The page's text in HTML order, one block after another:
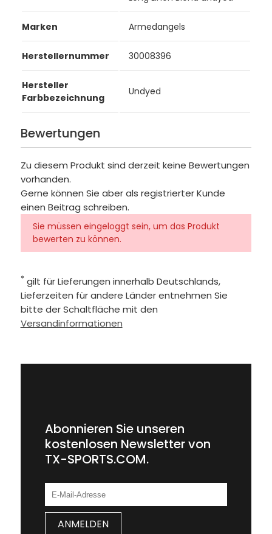
Marken Armedangels
Herstellernummer 30008396
Hersteller
Farbbezeichnung
Undyed
Bewertungen
Zu diesem Produkt sind derzeit keine Bewertungen
vorhanden.
Gerne können Sie aber als registrierter Kunde
einen Beitrag schreiben.
Sie müssen eingeloggt sein, um das Produkt
bewerten zu können.
* gilt für Lieferungen innerhalb Deutschlands,
Lieferzeiten für andere Länder entnehmen Sie
bitte der Schaltfläche mit den
Versandinformationen
Abonnieren Sie unseren
kostenlosen Newsletter von
TX-SPORTS.COM.